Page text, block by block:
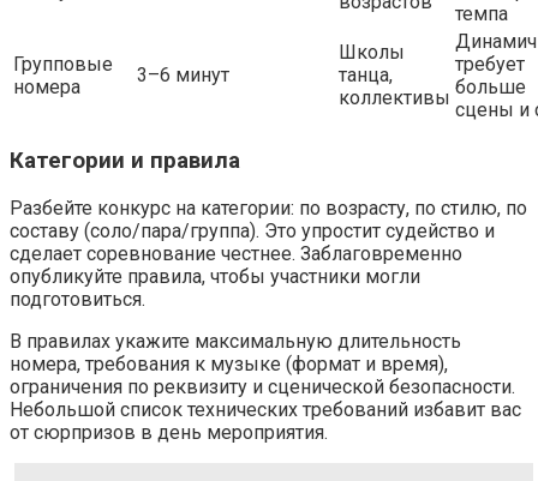
темпа
Групповые
номера
3–6 минут
Школы
танца,
коллективы
требует
больше
сцены и
Категории и правила
Разбейте конкурс на категории: по возрасту, по стилю, по
составу (соло/пара/группа). Это упростит судейство и
сделает соревнование честнее. Заблаговременно
опубликуйте правила, чтобы участники могли
подготовиться.
В правилах укажите максимальную длительность
номера, требования к музыке (формат и время),
ограничения по реквизиту и сценической безопасности.
Небольшой список технических требований избавит вас
от сюрпризов в день мероприятия.